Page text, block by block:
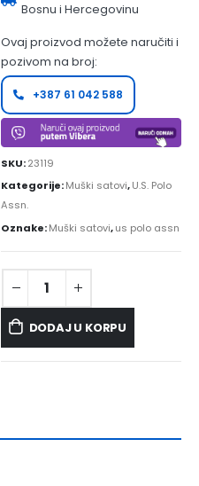
Bosnu i Hercegovinu
Ovaj proizvod možete naručiti i
pozivom na broj:
+387 61 042 588
SKU:23119
Kategorije:Muški satovi,U.S. Polo
Assn.
Oznake:Muški satovi,us polo assn
DODAJ U KORPU